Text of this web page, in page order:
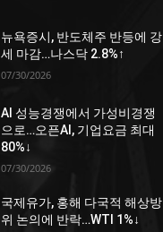
뉴욕증시, 반도체주 반등에 강
세 마감…나스닥 2.8%↑
07/30/2026
AI 성능경쟁에서 가성비경쟁
으로…오픈AI, 기업요금 최대
80%↓
07/30/2026
국제유가, 홍해 다국적 해상방
위 논의에 반락…WTI 1%↓